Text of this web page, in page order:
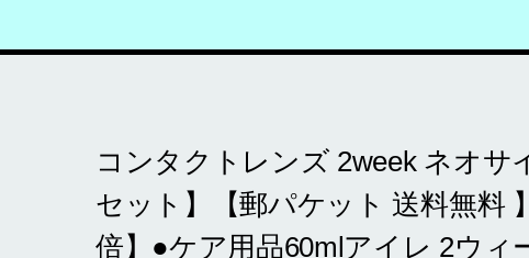
コンタクトレンズ 2week ネオサ
セット】【郵パケット 送料無料
倍】●ケア用品60mlアイレ 2ウィ